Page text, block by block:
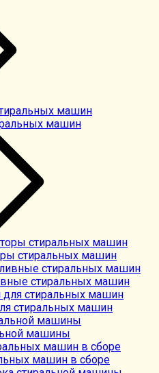
машин
стиральных машин
стиральных машин
стиральных машин
машины
машин в сборе